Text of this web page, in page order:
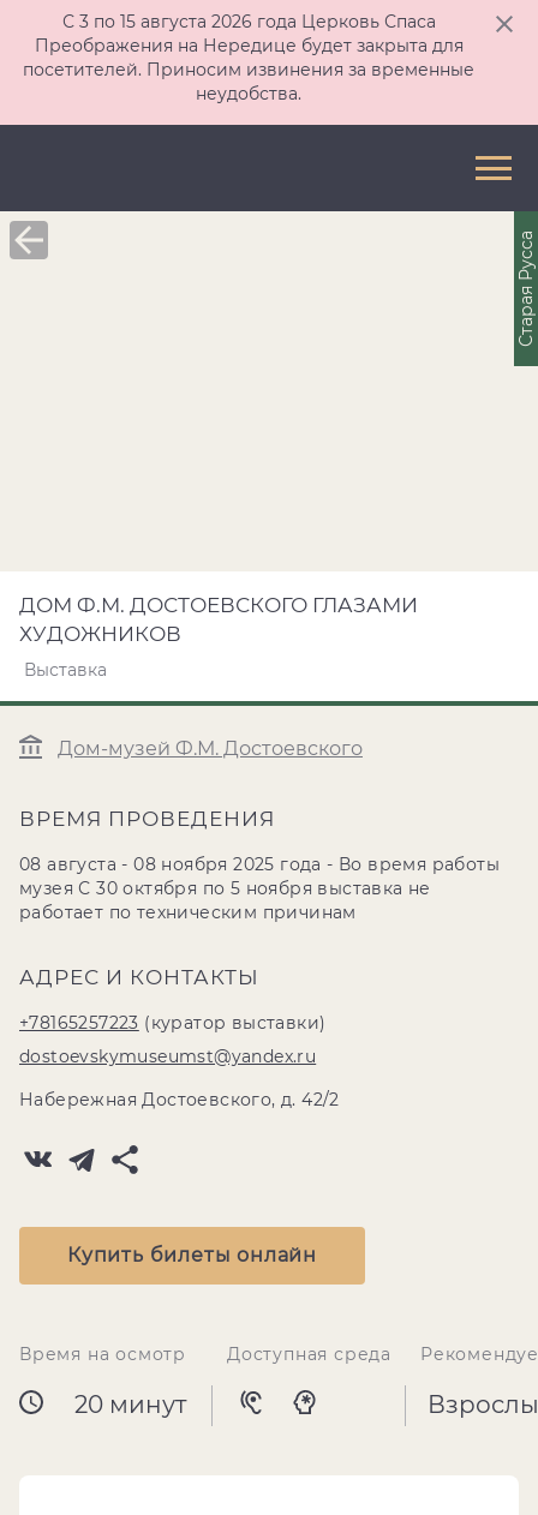
С 3 по 15 августа 2026 года Церковь Спаса
Преображения на Нередице будет закрыта для
посетителей. Приносим извинения за временные
неудобства.
ДОМ Ф.М. ДОСТОЕВСКОГО ГЛАЗАМИ
ХУДОЖНИКОВ
Выставка
Дом-музей Ф.М. Достоевского
ВРЕМЯ ПРОВЕДЕНИЯ
08 августа - 08 ноября 2025 года - Во время работы
музея С 30 октября по 5 ноября выставка не
работает по техническим причинам
АДРЕС И КОНТАКТЫ
+78165257223 (куратор выставки)
dostoevskymuseumst@yandex.ru
Набережная Достоевского, д. 42/2
Купить билеты онлайн
Старая Русса
Время на осмотр
20 минут
Доступная среда